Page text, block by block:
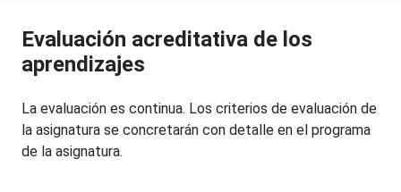
Evaluación acreditativa de los
aprendizajes
La evaluación es continua. Los criterios de evaluación de
la asignatura se concretarán con detalle en el programa
de la asignatura.